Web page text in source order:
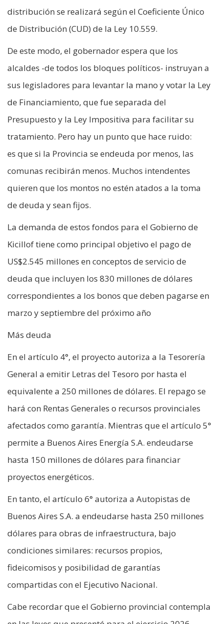
distribución se realizará según el Coeficiente Único
de Distribución (CUD) de la Ley 10.559.
De este modo, el gobernador espera que los
alcaldes -de todos los bloques políticos- instruyan a
sus legisladores para levantar la mano y votar la Ley
de Financiamiento, que fue separada del
Presupuesto y la Ley Impositiva para facilitar su
tratamiento. Pero hay un punto que hace ruido:
es que si la Provincia se endeuda por menos, las
comunas recibirán menos. Muchos intendentes
quieren que los montos no estén atados a la toma
de deuda y sean fijos.
La demanda de estos fondos para el Gobierno de
Kicillof tiene como principal objetivo el pago de
US$2.545 millones en conceptos de servicio de
deuda que incluyen los 830 millones de dólares
correspondientes a los bonos que deben pagarse en
marzo y septiembre del próximo año
Más deuda
En el artículo 4°, el proyecto autoriza a la Tesorería
General a emitir Letras del Tesoro por hasta el
equivalente a 250 millones de dólares. El repago se
hará con Rentas Generales o recursos provinciales
afectados como garantía. Mientras que el artículo 5°
permite a Buenos Aires Energía S.A. endeudarse
hasta 150 millones de dólares para financiar
proyectos energéticos.
En tanto, el artículo 6° autoriza a Autopistas de
Buenos Aires S.A. a endeudarse hasta 250 millones
dólares para obras de infraestructura, bajo
condiciones similares: recursos propios,
fideicomisos y posibilidad de garantías
compartidas con el Ejecutivo Nacional.
Cabe recordar que el Gobierno provincial contempla